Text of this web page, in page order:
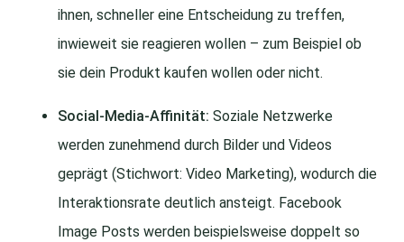
ihnen, schneller eine Entscheidung zu treffen,
inwieweit sie reagieren wollen – zum Beispiel ob
sie dein Produkt kaufen wollen oder nicht.
Social-Media-Affinität: Soziale Netzwerke
werden zunehmend durch Bilder und Videos
geprägt (Stichwort: Video Marketing), wodurch die
Interaktionsrate deutlich ansteigt. Facebook
Image Posts werden beispielsweise doppelt so